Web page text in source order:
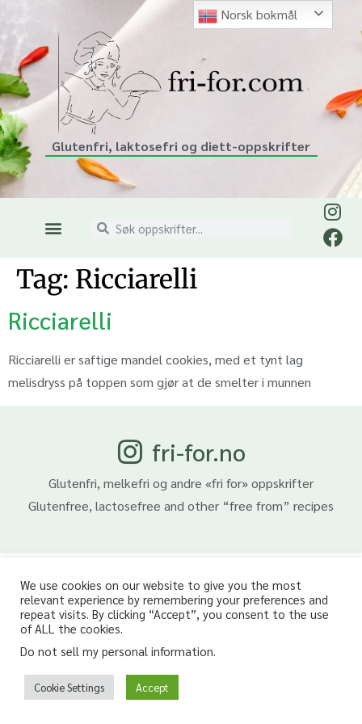
Glutenfri, laktosefri og diett-oppskrifter
Tag: Ricciarelli
Ricciarelli
Ricciarelli er saftige mandel cookies, med et tynt lag
melisdryss på toppen som gjør at de smelter i munnen
fri-for.no
Glutenfri, melkefri og andre «fri for» oppskrifter
Glutenfree, lactosefree and other “free from” recipes
We use cookies on our website to give you the most
relevant experience by remembering your preferences and
repeat visits. By clicking “Accept”, you consent to the use
of ALL the cookies.
Do not sell my personal information.
Cookie Settings Accept
Norsk bokmål